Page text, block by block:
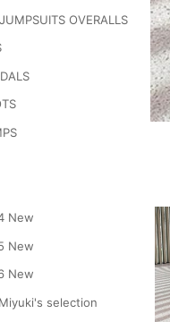
OVERALLS
New
New
New
selection